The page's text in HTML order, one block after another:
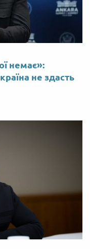
немає»:
не здасть